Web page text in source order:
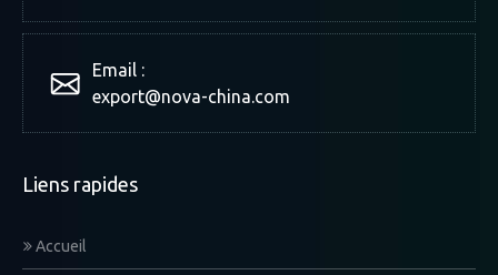
Email :
export@nova-china.com
Liens rapides
Accueil